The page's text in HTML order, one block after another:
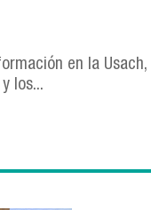
en la Usach,
los...